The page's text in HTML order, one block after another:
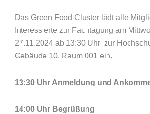
Das Green Food Cluster lädt alle
Interessierte zur Fachtagung am
27.11.2024 ab 13:30 Uhr zur
Gebäude 10, Raum 001 ein.
13:30 Uhr Anmeldung und
14:00 Uhr Begrüßung